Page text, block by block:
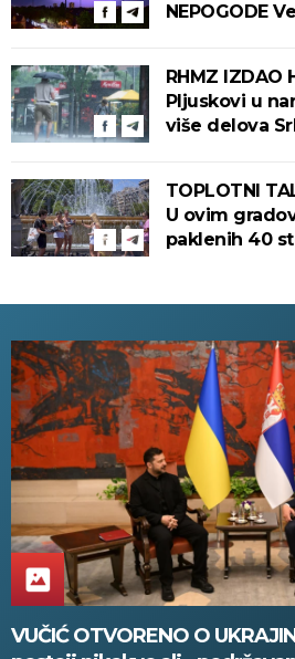
NEPOGODE
RHMZ IZDAO
Pljuskovi u
više delova
TOPLOTNI
U ovim
paklenih 40
VUČIĆ OTVORENO O